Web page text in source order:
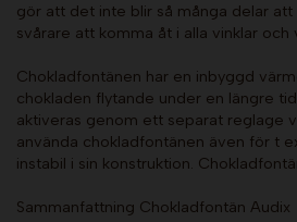
gör att det inte blir så många delar
svårare att komma åt i alla vinklar och
Chokladfontänen har en inbyggd
chokladen flytande under en längre
aktiveras genom ett separat reglage
använda chokladfontänen även för t
instabil i sin konstruktion.
Sammanfattning Chokladfontän Audix